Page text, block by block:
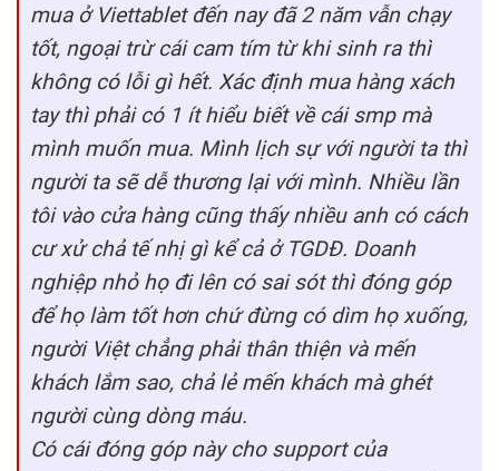
mua ở Viettablet đến nay đã 2 năm vẫn chạy
tốt, ngoại trừ cái cam tím từ khi sinh ra thì
không có lỗi gì hết. Xác định mua hàng xách
tay thì phải có 1 ít hiểu biết về cái smp mà
mình muốn mua. Mình lịch sự với người ta thì
người ta sẽ dễ thương lại với mình. Nhiều lần
tôi vào cửa hàng cũng thấy nhiều anh có cách
cư xử chả tế nhị gì kể cả ở TGDĐ. Doanh
nghiệp nhỏ họ đi lên có sai sót thì đóng góp
để họ làm tốt hơn chứ đừng có dìm họ xuống,
người Việt chẳng phải thân thiện và mến
khách lắm sao, chả lẻ mến khách mà ghét
người cùng dòng máu.
Có cái đóng góp này cho support của